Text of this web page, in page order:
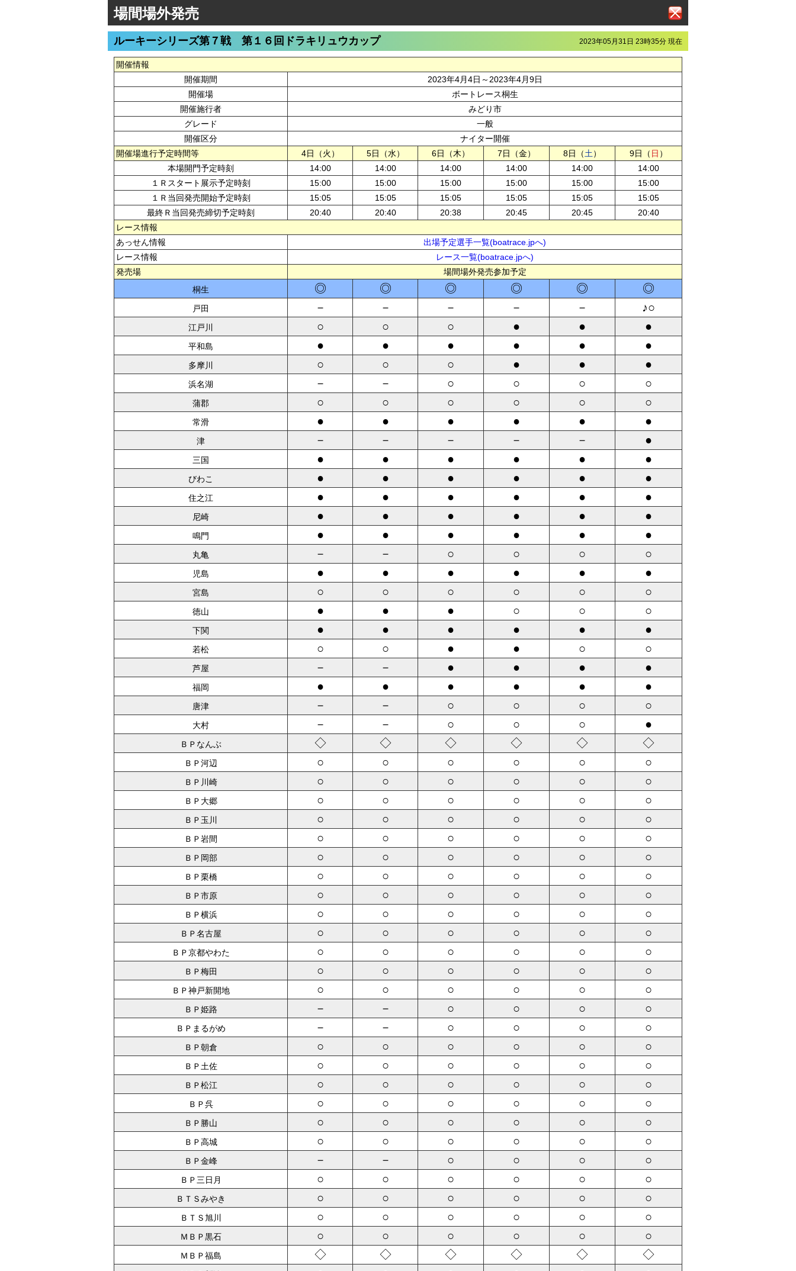
場間場外発売
2023年05月31日 23時35分 現在
ルーキーシリーズ第７戦 第１６回ドラキリュウカップ
開催情報
開催期間
2023年4月4日～2023年4月9日
開催場
ボートレース桐生
開催施行者
みどり市
グレード
一般
開催区分
ナイター開催
開催場進行予定時間等
4日（火） 5日（水） 6日（木） 7日（金） 8日（土） 9日（ 日 ）
本場開門予定時刻
14:00 14:00 14:00 14:00 14:00
14:00
１Ｒスタート展示予定時刻
15:00 15:00 15:00 15:00 15:00
15:00
１Ｒ当回発売開始予定時刻
15:05 15:05 15:05 15:05 15:05
15:05
最終Ｒ当回発売締切予定時刻
20:40 20:40 20:38 20:45 20:45
20:40
レース情報
あっせん情報
出場予定選手一覧(boatrace.jpへ)
レース情報
レース一覧(boatrace.jpへ)
発売場
場間場外発売参加予定
桐生
◎ ◎ ◎ ◎ ◎ ◎
戸田 － － － － － ♪○
江戸川 ○ ○ ○ ● ● ●
平和島 ● ● ● ● ● ●
多摩川 ○ ○ ○ ● ● ●
浜名湖 － － ○ ○ ○ ○
蒲郡 ○ ○ ○ ○ ○ ○
常滑 ● ● ● ● ● ●
津 － － － － － ●
三国 ● ● ● ● ● ●
びわこ ● ● ● ● ● ●
住之江 ● ● ● ● ● ●
尼崎 ● ● ● ● ● ●
鳴門 ● ● ● ● ● ●
丸亀 － － ○ ○ ○ ○
児島 ● ● ● ● ● ●
宮島 ○ ○ ○ ○ ○ ○
徳山 ● ● ● ○ ○ ○
下関 ● ● ● ● ● ●
若松 ○ ○ ● ● ○ ○
芦屋 － － ● ● ● ●
福岡 ● ● ● ● ● ●
唐津 － － ○ ○ ○ ○
大村 － － ○ ○ ○ ●
ＢＰなんぶ ◇ ◇ ◇ ◇ ◇ ◇
ＢＰ河辺 ○ ○ ○ ○ ○ ○
ＢＰ川崎 ○ ○ ○ ○ ○ ○
ＢＰ大郷 ○ ○ ○ ○ ○ ○
ＢＰ玉川 ○ ○ ○ ○ ○ ○
ＢＰ岩間 ○ ○ ○ ○ ○ ○
ＢＰ岡部 ○ ○ ○ ○ ○ ○
ＢＰ栗橋 ○ ○ ○ ○ ○ ○
ＢＰ市原 ○ ○ ○ ○ ○ ○
ＢＰ横浜 ○ ○ ○ ○ ○ ○
ＢＰ名古屋 ○ ○ ○ ○ ○ ○
ＢＰ京都やわた ○ ○ ○ ○ ○ ○
ＢＰ梅田 ○ ○ ○ ○ ○ ○
ＢＰ神戸新開地 ○ ○ ○ ○ ○ ○
ＢＰ姫路 － － ○ ○ ○ ○
ＢＰまるがめ － － ○ ○ ○ ○
ＢＰ朝倉 ○ ○ ○ ○ ○ ○
ＢＰ土佐 ○ ○ ○ ○ ○ ○
ＢＰ松江 ○ ○ ○ ○ ○ ○
ＢＰ呉 ○ ○ ○ ○ ○ ○
ＢＰ勝山 ○ ○ ○ ○ ○ ○
ＢＰ高城 ○ ○ ○ ○ ○ ○
ＢＰ金峰 － － ○ ○ ○ ○
ＢＰ三日月 ○ ○ ○ ○ ○ ○
ＢＴＳみやき ○ ○ ○ ○ ○ ○
ＢＴＳ旭川 ○ ○ ○ ○ ○ ○
ＭＢＰ黒石 ○ ○ ○ ○ ○ ○
ＭＢＰ福島 ◇ ◇ ◇ ◇ ◇ ◇